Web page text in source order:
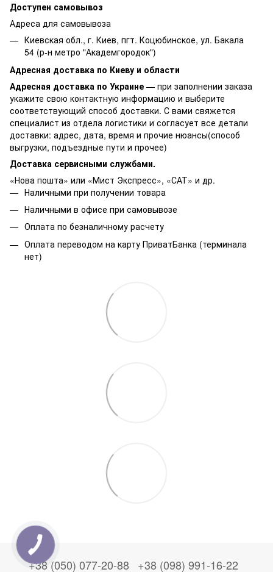
Доступен самовывоз
Адреса для самовывоза
Киевская обл., г. Киев, пгт. Коцюбинское, ул. Бакала
54 (р-н метро "Академгородок")
Адресная доставка по Киеву и области
Адресная доставка по Украине — при заполнении заказа
укажите свою контактную информацию и выберите
соответствующий способ доставки. С вами свяжется
специалист из отдела логистики и согласует все детали
доставки: адрес, дата, время и прочие нюансы(способ
выгрузки, подъездные пути и прочее)
Доставка сервисными службами.
«Нова пошта» или «Мист Экспресс», «САТ» и др.
Наличными при получении товара
Наличными в офисе при самовывозе
Оплата по безналичному расчету
Оплата переводом на карту ПриватБанка (терминала
нет)
+38 (050) 077-20-88 +38 (098) 991-16-22